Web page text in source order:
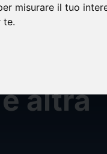
misurare il tuo
te.
in
altra